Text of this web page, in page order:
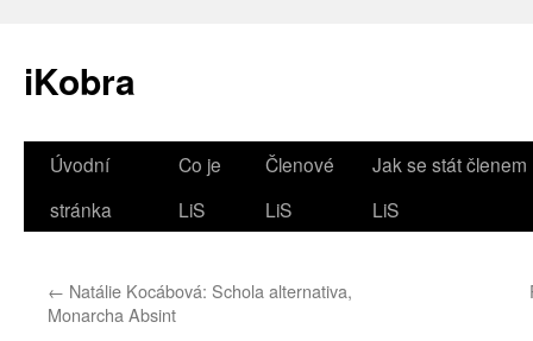
iKobra
Přejít
webu
Úvodní
stránka
Co je
LiS
Členové
LiS
Jak se stát členem
LiS
← Natálie Kocábová: Schola alternativa,
Monarcha Absint